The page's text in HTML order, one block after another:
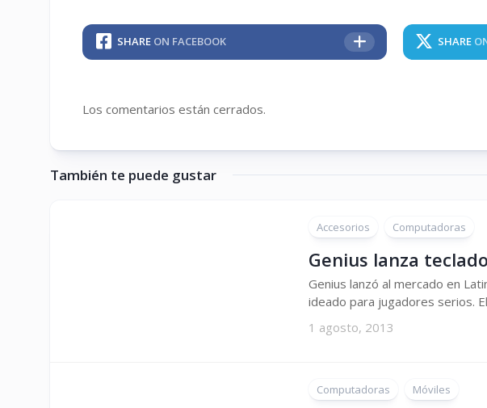
SHARE ON FACEBOOK SHARE
Los comentarios están cerrados.
También te puede gustar
Accesorios Computadoras
Genius lanza
Genius lanzó al mercado en
ideado para jugadores serios.
1 agosto, 2013
Computadoras Móviles